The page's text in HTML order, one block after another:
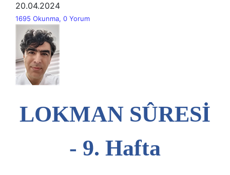
20.04.2024
1695 Okunma, 0 Yorum
LOKMAN SÛRESİ
- 9. Hafta